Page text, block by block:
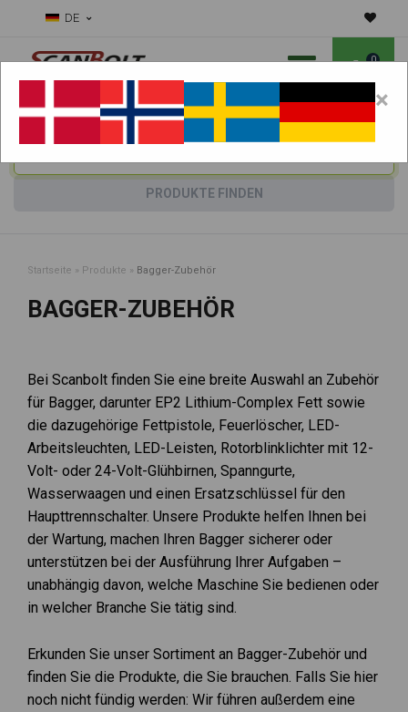
DE
0
Benötigen Sie Hilfe bei Verschleißteilen?Maschine wählen:
PRODUKTE FINDEN
Startseite » Produkte » Bagger-Zubehör
BAGGER-ZUBEHÖR
Bei Scanbolt finden Sie eine breite Auswahl an Zubehör
für Bagger, darunter EP2 Lithium-Complex Fett sowie
die dazugehörige Fettpistole, Feuerlöscher, LED-
Arbeitsleuchten, LED-Leisten, Rotorblinklichter mit 12-
Volt- oder 24-Volt-Glühbirnen, Spanngurte,
Wasserwaagen und einen Ersatzschlüssel für den
Haupttrennschalter. Unsere Produkte helfen Ihnen bei
der Wartung, machen Ihren Bagger sicherer oder
unterstützen bei der Ausführung Ihrer Aufgaben –
unabhängig davon, welche Maschine Sie bedienen oder
in welcher Branche Sie tätig sind.
Erkunden Sie unser Sortiment an Bagger-Zubehör und
finden Sie die Produkte, die Sie brauchen. Falls Sie hier
noch nicht fündig werden: Wir führen außerdem eine
×